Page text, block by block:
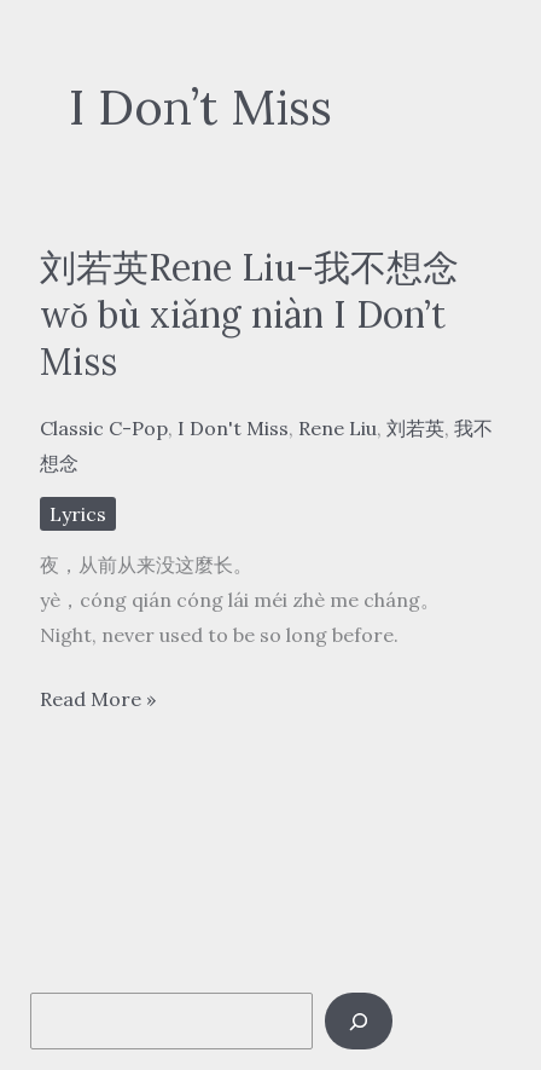
I Don’t Miss
刘若英Rene Liu-我不想念
wǒ bù xiǎng niàn I Don’t
Miss
Classic C-Pop, I Don't Miss, Rene Liu, 刘若英, 我不
想念
Lyrics
夜，从前从来没这麼长。
yè，cóng qián cóng lái méi zhè me cháng。
Night, never used to be so long before.
刘
bù
Read More »
e